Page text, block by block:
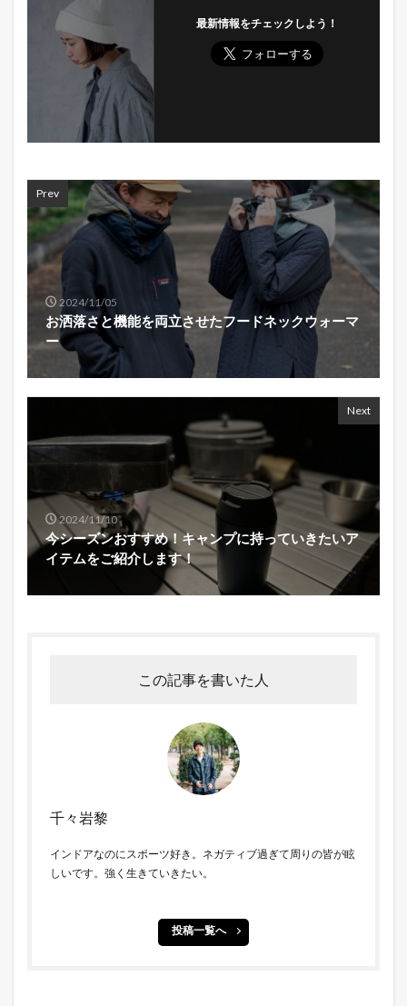
最新情報をチェックしよう！
Prev
2024/11/05
お洒落さと機能を両立させたフードネックウォーマ
ー
Next
2024/11/10
今シーズンおすすめ！キャンプに持っていきたいア
イテムをご紹介します！
この記事を書いた人
千々岩黎
インドアなのにスポーツ好き。ネガティブ過ぎて周りの皆が眩
しいです。強く生きていきたい。
投稿一覧へ